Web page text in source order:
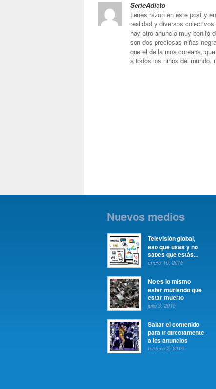
SerieAdicto
tienes razon en este post y
realidad y diversos
hay otro anuncio muy bonito
son dos preciosas niñas
que el de la niña coreana,
a todos los niños del mundo,
Nuevos medios
Televisión global,
eso que usas y no
sabes que estás...
enero 15, 2016
No es lo mismo
estar muriendo que
estar muerto
julio 3, 2015
Saltar el contenido
para ir directamente
a los anuncios
febrero 2, 2015